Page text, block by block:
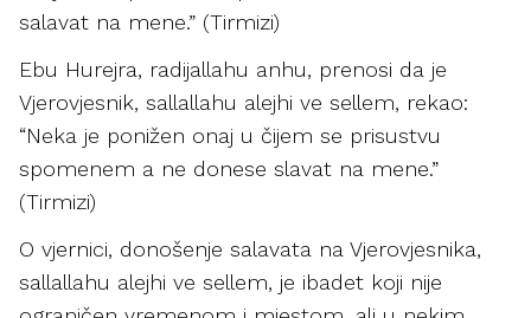
salavat na mene.” (Tirmizi)
Ebu Hurejra, radijallahu anhu, prenosi da je
Vjerovjesnik, sallallahu alejhi ve sellem, rekao:
“Neka je ponižen onaj u čijem se prisustvu
spomenem a ne donese slavat na mene.”
(Tirmizi)
O vjernici, donošenje salavata na Vjerovjesnika,
sallallahu alejhi ve sellem, je ibadet koji nije